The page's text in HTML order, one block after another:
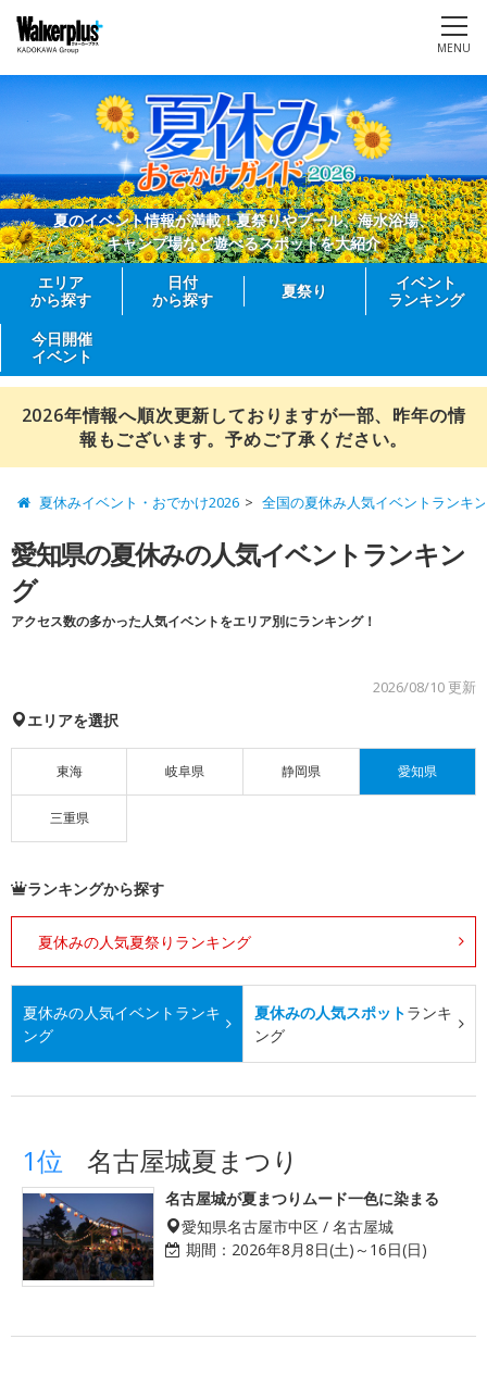
MENU
夏のイベント情報が満載！夏祭りやプール、海水浴場、
キャンプ場など遊べるスポットを大紹介
エリア
から探す
日付
から探す
夏祭り
イベント
ランキング
今日開催
イベント
2026年情報へ順次更新しておりますが一部、昨年の情
報もございます。予めご了承ください。
夏休みイベント・おでかけ2026 全国の夏休み人気イベントランキ
愛知県の夏休みの人気イベントランキン
グ
アクセス数の多かった人気イベントをエリア別にランキング！
2026/08/10 更新
エリアを選択
東海 岐阜県 静岡県 愛知県
三重県
ランキングから探す
夏休みの人気夏祭りランキング
夏休みの人気イベント ランキ
ング
夏休みの人気スポットランキ
ング
1位 名古屋城夏まつり
名古屋城が夏まつりムード一色に染まる
愛知県名古屋市中区 / 名古屋城
期間： 2026年8月8日(土)～16日(日)